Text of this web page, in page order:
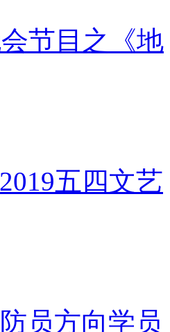
节目之《地
五四文艺
员方向学员